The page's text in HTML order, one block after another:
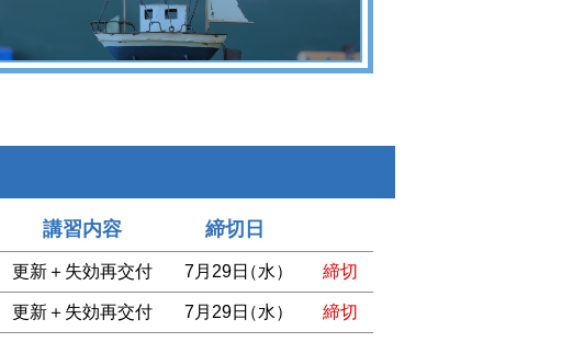
講習内容 締切日
更新＋失効再交付 7月29日（水） 締切
更新＋失効再交付 7月29日（水） 締切